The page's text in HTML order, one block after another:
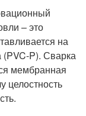
– это
на
(PVC-P). Сварка
мембранная
целостность